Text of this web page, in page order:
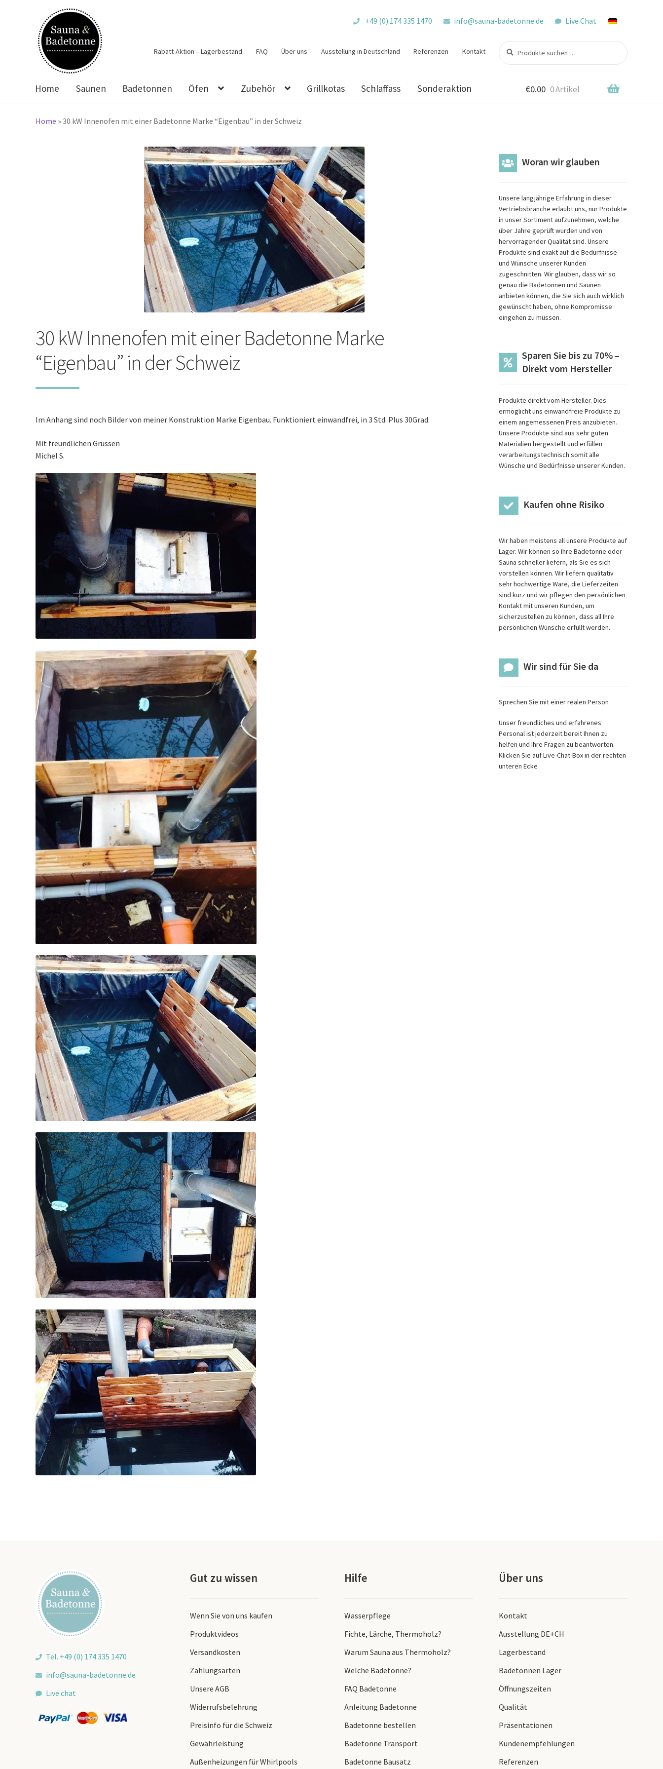
Zur
Navigation
springen
Zum
Inhalt
springen
+49 (0) 174 335 1470 info@sauna-badetonne.de Live Chat
Rabatt-Aktion – Lagerbestand FAQ Über uns Ausstellung in Deutschland Referenzen Kontakt
Suchen
nach:
Suchen
Home Saunen Badetonnen Öfen Zubehör Grillkotas Schlaffass Sonderaktion €0.00 0 Artikel
Home »30 kW Innenofen mit einer Badetonne Marke “Eigenbau” in der Schweiz
30 kW Innenofen mit einer Badetonne Marke
“Eigenbau” in der Schweiz
Im Anhang sind noch Bilder von meiner Konstruktion Marke Eigenbau. Funktioniert einwandfrei, in 3 Std. Plus 30Grad.
Mit freundlichen Grüssen
Michel S.
Woran wir glauben
Unsere langjährige Erfahrung in dieser
Vertriebsbranche erlaubt uns, nur Produkte
in unser Sortiment aufzunehmen, welche
über Jahre geprüft wurden und von
hervorragender Qualität sind. Unsere
Produkte sind exakt auf die Bedürfnisse
und Wünsche unserer Kunden
zugeschnitten. Wir glauben, dass wir so
genau die Badetonnen und Saunen
anbieten können, die Sie sich auch wirklich
gewünscht haben, ohne Kompromisse
eingehen zu müssen.
Sparen Sie bis zu 70% –
Direkt vom Hersteller
Produkte direkt vom Hersteller. Dies
ermöglicht uns einwandfreie Produkte zu
einem angemessenen Preis anzubieten.
Unsere Produkte sind aus sehr guten
Materialien hergestellt und erfüllen
verarbeitungstechnisch somit alle
Wünsche und Bedürfnisse unserer Kunden.
Kaufen ohne Risiko
Wir haben meistens all unsere Produkte auf
Lager. Wir können so Ihre Badetonne oder
Sauna schneller liefern, als Sie es sich
vorstellen können. Wir liefern qualitativ
sehr hochwertige Ware, die Lieferzeiten
sind kurz und wir pflegen den persönlichen
Kontakt mit unseren Kunden, um
sicherzustellen zu können, dass all Ihre
persönlichen Wünsche erfüllt werden.
Wir sind für Sie da
Sprechen Sie mit einer realen Person
Unser freundliches und erfahrenes
Personal ist jederzeit bereit Ihnen zu
helfen und Ihre Fragen zu beantworten.
Klicken Sie auf Live-Chat-Box in der rechten
unteren Ecke
Tel. +49 (0) 174 335 1470
info@sauna-badetonne.de
Live chat
Gut zu wissen
Wenn Sie von uns kaufen
Produktvideos
Versandkosten
Zahlungsarten
Unsere AGB
Widerrufsbelehrung
Preisinfo für die Schweiz
Gewährleistung
Außenheizungen für Whirlpools
Hilfe
Wasserpflege
Fichte, Lärche, Thermoholz?
Warum Sauna aus Thermoholz?
Welche Badetonne?
FAQ Badetonne
Anleitung Badetonne
Badetonne bestellen
Badetonne Transport
Badetonne Bausatz
Über uns
Kontakt
Ausstellung DE+CH
Lagerbestand
Badetonnen Lager
Öffnungszeiten
Qualität
Präsentationen
Kundenempfehlungen
Referenzen